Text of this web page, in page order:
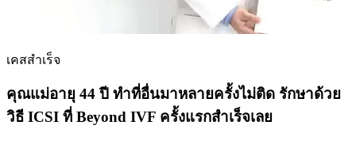
เคสสำเร็จ
คุณแม่อายุ 44 ปี ทำที่อื่นมาหลายครั้งไม่ติด รักษาด้วย
วิธี ICSI ที่ Beyond IVF ครั้งแรกสำเร็จเลย